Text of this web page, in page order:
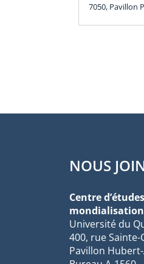
7050, Pavillon
NOUS
Centre
mondialisation
Université du
400, rue
Pavillon